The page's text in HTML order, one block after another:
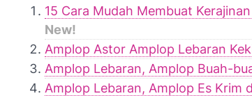
15 Cara Mudah Membuat
New!
Amplop Astor Amplop Lebaran
Amplop Lebaran, Amplop Buah-
Amplop Lebaran, Amplop Es Krim